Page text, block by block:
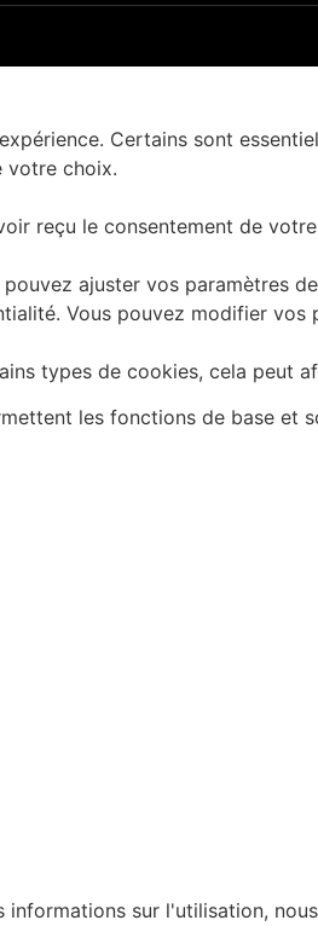
Certains sont
votre choix.
reçu le consentement de
ajuster vos paramètres
Vous pouvez modifier
types de cookies, cela peut
les fonctions de base et
informations sur l'utilisation,